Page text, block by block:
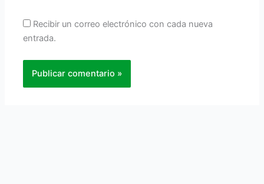
Recibir un correo electrónico con cada nueva
entrada.